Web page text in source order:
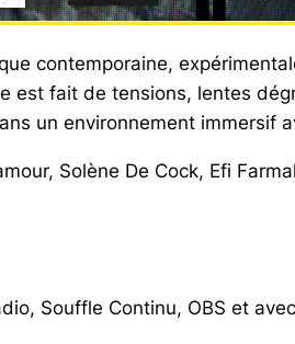
contemporaine,
est fait de tensions, lentes
un environnement immersif
Solène De Cock, Efi
Souffle Continu, OBS et